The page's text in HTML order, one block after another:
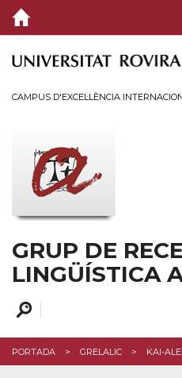
PORTADA
PROJECTES
GRELALIC
Jornades i seminaris
Publicacions
Congressos
Membres
CAMPUS D'EXCEL·LÈNCIA
GRUP DE
LINGÜÍSTICA
PORTADA GRELALIC KAI-